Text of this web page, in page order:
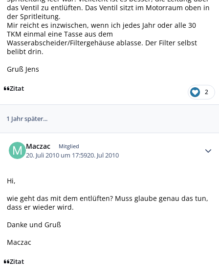
das Ventil zu entlüften. Das Ventil sitzt im Motorraum oben in
der Spritleitung.
Mir reicht es inzwischen, wenn ich jedes Jahr oder alle 30
TKM einmal eine Tasse aus dem
Wasserabscheider/Filtergehäuse ablasse. Der Filter selbst
belibt drin.
Gruß Jens
Zitat 2
1 Jahr später...
Maczac Mitglied
20. Juli 2010 um 17:5920. Jul 2010
Hi,
wie geht das mit dem entlüften? Muss glaube genau das tun,
dass er wieder wird.
Danke und Gruß
Maczac
Zitat